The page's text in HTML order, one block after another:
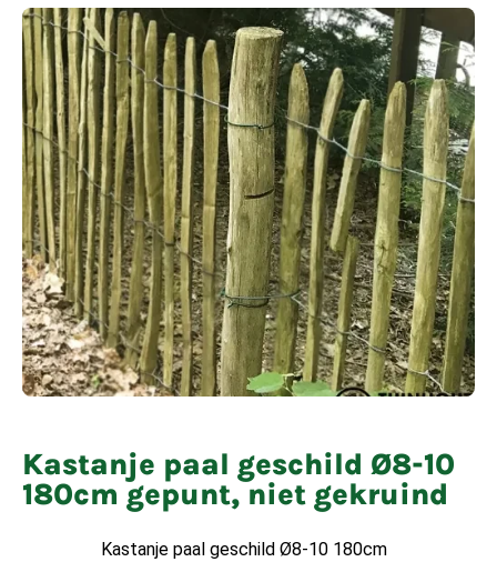
Kastanje paal geschild Ø8-10
180cm gepunt, niet gekruind
Kastanje paal geschild Ø8-10 180cm